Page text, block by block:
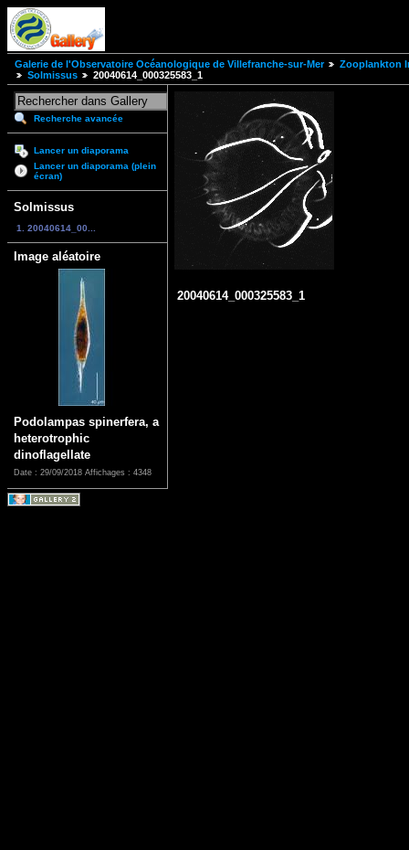
Galerie de l'Observatoire Océanologique de Villefranche-sur-Mer
Zooplankton
Solmissus
20040614_000325583_1
Recherche avancée
Lancer un diaporama
Lancer un diaporama (plein
écran)
Solmissus
1. 20040614_00...
Image aléatoire
Podolampas spinerfera, a
heterotrophic
dinoflagellate
Date : 29/09/2018 Affichages : 4348
20040614_000325583_1